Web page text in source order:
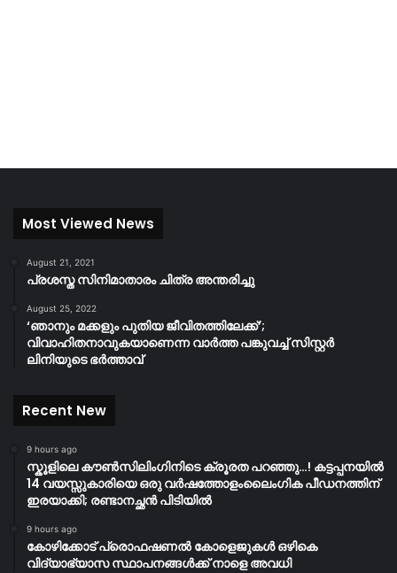
Most Viewed News
August 21, 2021
പ്രശസ്ത സിനിമാതാരം ചിത്ര അന്തരിച്ചു
August 25, 2022
‘ഞാനും മക്കളും പുതിയ ജീവിതത്തിലേക്ക്’;
വിവാഹിതനാവുകയാണെന്ന വാർത്ത പങ്കുവച്ച് സിസ്റ്റർ
ലിനിയുടെ ഭർത്താവ്
Recent New
9 hours ago
സ്കൂളിലെ കൗൺസിലിംഗിനിടെ ക്രൂരത പറഞ്ഞു…! കട്ടപ്പനയിൽ
14 വയസ്സുകാരിയെ ഒരു വർഷത്തോളംലൈംഗിക പീഡനത്തിന്
ഇരയാക്കി; രണ്ടാനച്ഛൻ പിടിയിൽ
9 hours ago
കോഴിക്കോട് പ്രൊഫഷണൽ കോളെജുകൾ ഒഴികെ
വിദ്യാഭ്യാസ സ്ഥാപനങ്ങൾക്ക് നാളെ അവധി